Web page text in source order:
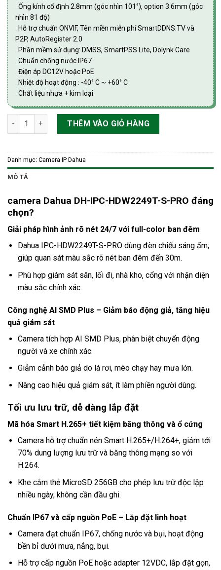
. Ống kính cố định 2.8mm (góc nhìn 101°), option 3.6mm (góc
nhìn 81 độ)
. Hỗ trợ chuẩn ONVIF, Tên miền miễn phí SmartDDNS.TV và
P2P, AutoRegister 2.0
. Phần mềm sử dụng: DMSS, SmartPSS Lite, Dolynk Care
. Chuẩn chống nước IP67
. Điện áp DC12V hoặc PoE
. Nhiệt độ hoạt động : -40° C ~ +60° C
. Chất liệu nhựa + kim loại.
Camera IP Dome 2.0MP có mic Dahua DH-IPC-HDW2249T-S-
THÊM VÀO GIỎ HÀNG
Danh mục: Camera IP Dahua
MÔ TẢ
camera Dahua DH-IPC-HDW2249T-S-PRO đáng
chọn?
Giải pháp hình ảnh rõ nét 24/7 với full-color ban đêm
Dahua IPC-HDW2249T-S-PRO dùng đèn chiếu sáng ấm,
giúp quan sát màu sắc rõ nét ban đêm đến 30m.
Phù hợp giám sát sân, lối đi, nhà kho, cổng với nhận diện
màu sắc chính xác.
Công nghệ AI SMD Plus – Giảm báo động giả, tăng hiệu
quả giám sát
Camera tích hợp AI SMD Plus, phân biệt chuyển động
người và xe chính xác.
Giảm cảnh báo giả do lá rơi, mèo chạy hay mưa lớn.
Nâng cao hiệu quả giám sát, ít làm phiền người dùng.
Tối ưu lưu trữ, dễ dàng lắp đặt
Mã hóa Smart H.265+ tiết kiệm băng thông và ổ cứng
Camera hỗ trợ chuẩn nén Smart H.265+/H.264+, giảm tới
70% dung lượng lưu trữ và băng thông mạng so với
H.264.
Khe cắm thẻ MicroSD 256GB cho phép lưu trữ độc lập
nhiều ngày, không cần đầu ghi.
Chuẩn IP67 và cấp nguồn PoE – Lắp đặt linh hoạt
Camera đạt chuẩn IP67, chống nước và bụi, hoạt động
bền bỉ dưới mưa, nắng, bụi.
Hỗ trợ cấp nguồn PoE hoặc adapter 12VDC, lắp đặt gọn,